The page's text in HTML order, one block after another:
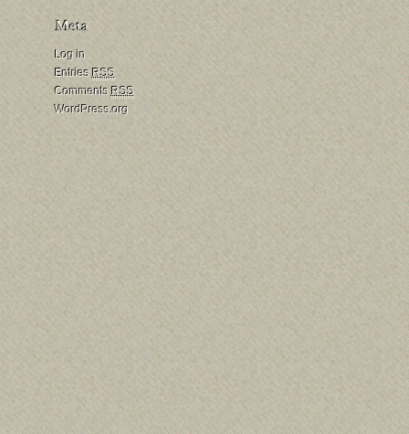
Log in
EntriesRSS
CommentsRSS
WordPress.org